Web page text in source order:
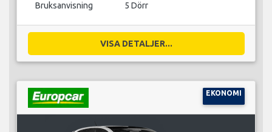
Bruksanvisning 5 Dörr
VISA DETALJER...
EKONOMI